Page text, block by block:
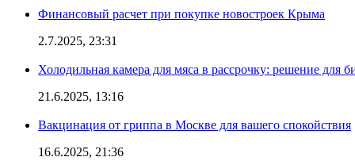
Финансовый расчет при покупке новостроек Крыма
2.7.2025, 23:31
Холодильная камера для мяса в рассрочку: решение для
21.6.2025, 13:16
Вакцинация от гриппа в Москве для вашего спокойствия
16.6.2025, 21:36